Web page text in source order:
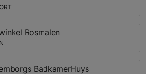
Rosmalen
BadkamerHuys